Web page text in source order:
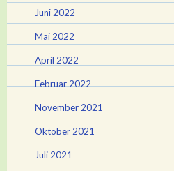
Juni 2022
Mai 2022
April 2022
Februar 2022
November 2021
Oktober 2021
Juli 2021